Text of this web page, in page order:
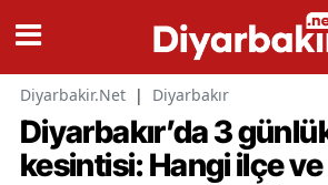
Diyarbakir.Net | Diyarbakır
Diyarbakır’da 3
kesintisi: Hangi ilçe ve